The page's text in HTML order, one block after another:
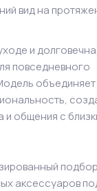
вид на
и
повседневного
объединяет
и общения с
подбор
аксессуаров